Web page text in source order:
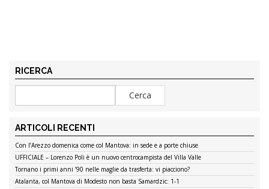
RICERCA
ARTICOLI RECENTI
Con l’Arezzo domenica come col Mantova: in sede e a porte chiuse
UFFICIALE – Lorenzo Poli è un nuovo centrocampista del Villa Valle
Tornano i primi anni ’90 nelle maglie da trasferta: vi piacciono?
Atalanta, col Mantova di Modesto non basta Samardzic: 1-1